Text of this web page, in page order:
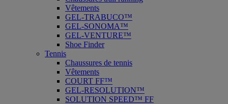
Vêtements
GEL-TRABUCO™
GEL-SONOMA™
GEL-VENTURE™
Shoe Finder
Tennis
Chaussures de tennis
Vêtements
COURT FF™
GEL-RESOLUTION™
SOLUTION SPEED™ FF